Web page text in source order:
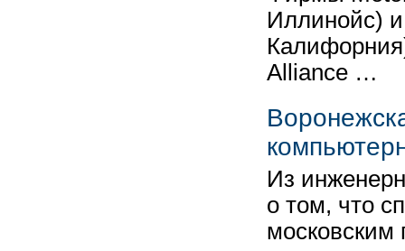
Иллинойс)
Alliance …
Из
о том, что
московским